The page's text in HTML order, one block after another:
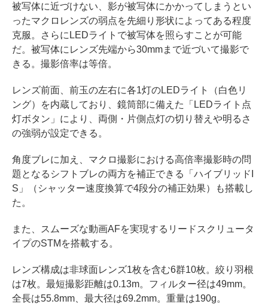
被写体に近づけない、影が被写体にかかってしまうとい
ったマクロレンズの弱点を先細り形状によってある程度
克服。さらにLEDライトで被写体を照らすことが可能
だ。被写体にレンズ先端から30mmまで近づいて撮影で
きる。撮影倍率は等倍。
レンズ前面、前玉の左右に各1灯のLEDライト（白色リ
ング）を内蔵しており、鏡筒部に備えた「LEDライト点
灯ボタン」により、両側・片側点灯の切り替えや明るさ
の強弱が設定できる。
角度ブレに加え、マクロ撮影における高倍率撮影時の問
題となるシフトブレの両方を補正できる「ハイブリッドI
S」（シャッター速度換算で4段分の補正効果）も搭載し
た。
また、スムーズな動画AFを実現するリードスクリュータ
イプのSTMを搭載する。
レンズ構成は非球面レンズ1枚を含む6群10枚。絞り羽根
は7枚。最短撮影距離は0.13m。フィルター径は49mm。
全長は55.8mm、最大径は69.2mm。重量は190g。